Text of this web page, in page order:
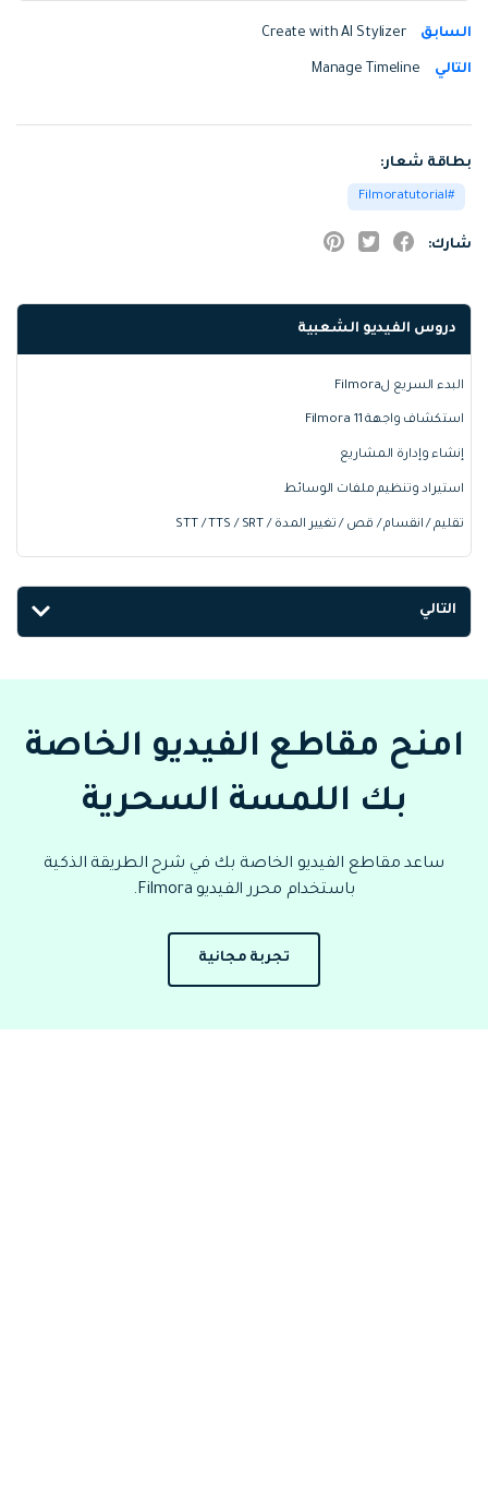
دروس الفيديو الشعبية
البدء السريع لFilmora
استكشاف واجهة Filmora 11
إنشاء وإدارة المشاريع
استيراد وتنظيم ملفات الوسائط
تقليم / انقسام / قص / تغيير المدة / STT / TTS / SRT
التالي
السابق Create with AI Stylizer
Manage Timeline التالي
بطاقة شعار:
Filmoratutorial
شارك:
امنح مقاطع الفيديو الخاصة
بك اللمسة السحرية
ساعد مقاطع الفيديو الخاصة بك في شرح الطريقة الذكية
باستخدام محرر الفيديو Filmora.
تجربة مجانية